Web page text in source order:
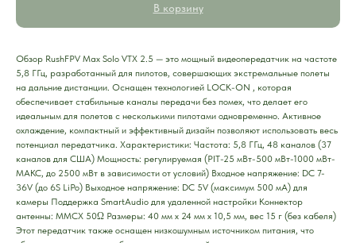
В корзину
Обзор RushFPV Max Solo VTX 2.5 — это мощный видеопередатчик на частоте
5,8 ГГц, разработанный для пилотов, совершающих экстремальные полеты
на дальние дистанции. Оснащен технологией LOCK-ON , которая
обеспечивает стабильные каналы передачи без помех, что делает его
идеальным для полетов с несколькими пилотами одновременно. Активное
охлаждение, компактный и эффективный дизайн позволяют использовать весь
потенциал передатчика. Характеристики: Частота: 5,8 ГГц, 48 каналов (37
каналов для США) Мощность: регулируемая (PIT-25 мВт-500 мВт-1000 мВт-
МАКС, до 2500 мВт в зависимости от условий) Входное напряжение: DC 7-
36V (до 6S LiPo) Выходное напряжение: DC 5V (максимум 500 мА) для
камеры Поддержка SmartAudio для удаленной настройки Коннектор
антенны: MMCX 50Ω Размеры: 40 мм x 24 мм x 10,5 мм, вес 15 г (без кабеля)
Этот передатчик также оснащен низкошумным источником питания, что